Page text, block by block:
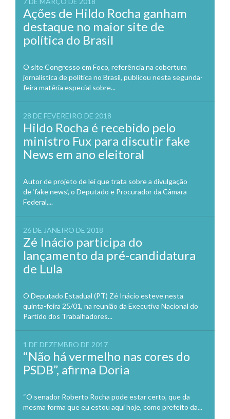
Ações de Hildo Rocha ganham
destaque no maior site de
política do Brasil
O site Congresso em Foco, referência na cobertura
jornalística de política no Brasil, publicou nesta segunda-
feira matéria especial sobre...
28 DE FEVEREIRO DE 2018
Hildo Rocha é recebido pelo
ministro Fux para discutir fake
News em ano eleitoral
Autor de projeto de lei que trata sobre a divulgação
de ‘fake news’, o Deputado e Procurador da Câmara
Federal,...
26 DE JANEIRO DE 2018
Zé Inácio participa do
lançamento da pré-candidatura
de Lula
O Deputado Estadual (PT) Zé Inácio esteve nesta
quinta-feira 25/01, na reunião da Executiva Nacional do
Partido dos Trabalhadores...
1 DE DEZEMBRO DE 2017
“Não há vermelho nas cores do
PSDB”, afirma Doria
“O senador Roberto Rocha pode estar certo, que da
mesma forma que eu estou aqui hoje, como prefeito da...